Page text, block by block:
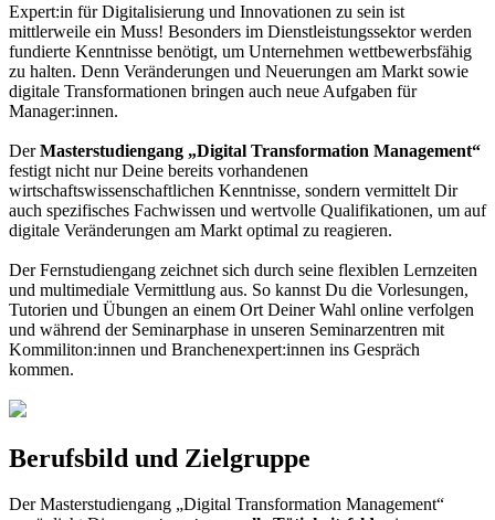
Expert:in für Digitalisierung und Innovationen zu sein ist
mittlerweile ein Muss! Besonders im Dienstleistungssektor werden
fundierte Kenntnisse benötigt, um Unternehmen wettbewerbsfähig
zu halten. Denn Veränderungen und Neuerungen am Markt sowie
digitale Transformationen bringen auch neue Aufgaben für
Manager:innen.
DerMasterstudiengang „Digital Transformation Management“
festigt nicht nur Deine bereits vorhandenen
wirtschaftswissenschaftlichen Kenntnisse, sondern vermittelt Dir
auch spezifisches Fachwissen und wertvolle Qualifikationen, um auf
digitale Veränderungen am Markt optimal zu reagieren.
Der Fernstudiengang zeichnet sich durch seine flexiblen Lernzeiten
und multimediale Vermittlung aus. So kannst Du die Vorlesungen,
Tutorien und Übungen an einem Ort Deiner Wahl online verfolgen
und während der Seminarphase in unseren Seminarzentren mit
Kommiliton:innen und Branchenexpert:innen ins Gespräch
kommen.
Berufsbild und Zielgruppe
Der Masterstudiengang „Digital Transformation Management“